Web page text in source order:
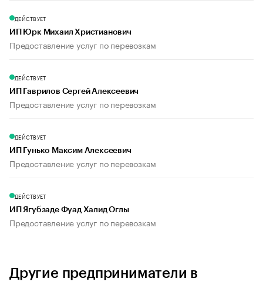
ДЕЙСТВУЕТ
ИП Юрк Михаил Христианович
Предоставление услуг по перевозкам
ДЕЙСТВУЕТ
ИП Гаврилов Сергей Алексеевич
Предоставление услуг по перевозкам
ДЕЙСТВУЕТ
ИП Гунько Максим Алексеевич
Предоставление услуг по перевозкам
ДЕЙСТВУЕТ
ИП Ягубзаде Фуад Халид Оглы
Предоставление услуг по перевозкам
Другие предприниматели в